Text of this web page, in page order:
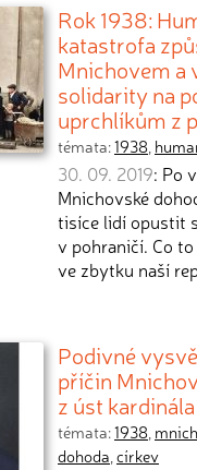
Rok 1938:
katastrofa
Mnichovem a
solidarity na
uprchlíkům z
témata:1938,
30. 09. 2019: Po
Mnichovské
tisíce lidí opustit
v pohraničí. Co
ve zbytku naší
Podivné
příčin
z úst
témata:1938,
dohoda,církev